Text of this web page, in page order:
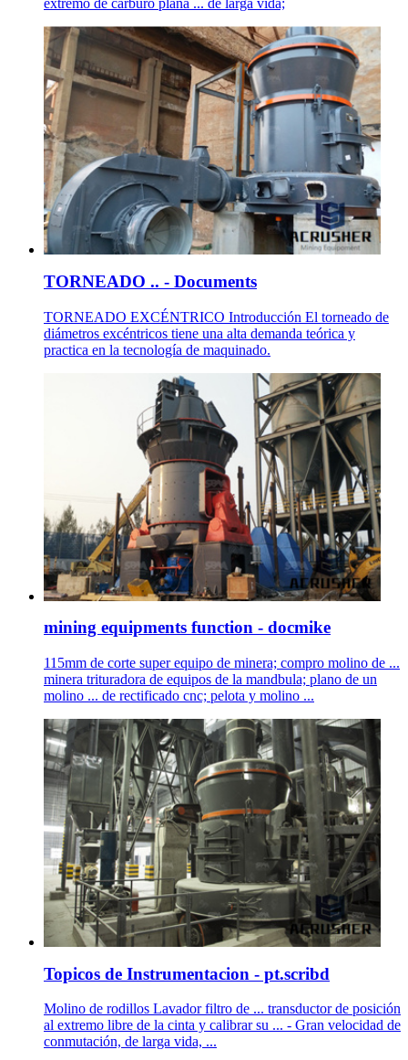
extremo de carburo plana ... de larga vida;
TORNEADO .. - Documents
TORNEADO EXCÉNTRICO Introducción El torneado de
diámetros excéntricos tiene una alta demanda teórica y
practica en la tecnología de maquinado.
mining equipments function - docmike
115mm de corte super equipo de minera; compro molino de ...
minera trituradora de equipos de la mandbula; plano de un
molino ... de rectificado cnc; pelota y molino ...
Topicos de Instrumentacion - pt.scribd
Molino de rodillos Lavador filtro de ... transductor de posición
al extremo libre de la cinta y calibrar su ... - Gran velocidad de
conmutación, de larga vida, ...